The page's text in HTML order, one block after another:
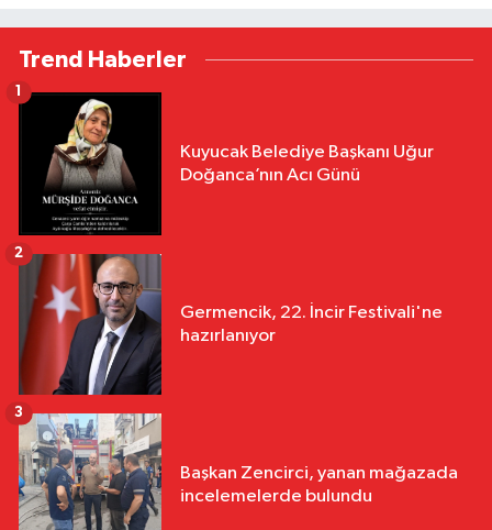
Trend Haberler
Kuyucak Belediye Başkanı Uğur
Doğanca’nın Acı Günü
Germencik, 22. İncir Festivali'ne
hazırlanıyor
2
Başkan Zencirci, yanan mağazada
incelemelerde bulundu
3